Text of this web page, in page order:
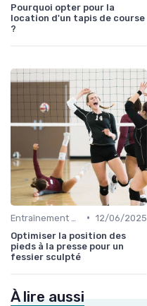
Pourquoi opter pour la
location d'un tapis de course
?
• 12/06/2025
Optimiser la position des
pieds à la presse pour un
fessier sculpté
À lire aussi